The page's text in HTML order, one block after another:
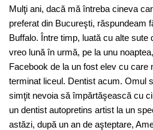
Mulţi ani, dacă mă întreba cineva
preferat din Bucureşti, răspundeam
Buffalo. Între timp, luată cu alte
vreo lună în urmă, pe la unu
Facebook de la un fost elev cu care
terminat liceul. Dentist acum. Omul
simţit nevoia să împărtăşească cu
un dentist autopretins artist la un
astăzi, după un an de aşteptare,